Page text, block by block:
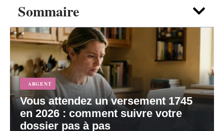
Sommaire
ARGENT
Vous attendez un versement 1745
en 2026 : comment suivre votre
dossier pas à pas